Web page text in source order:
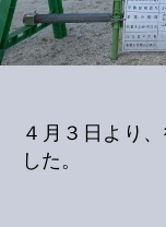
４月３日より
した。